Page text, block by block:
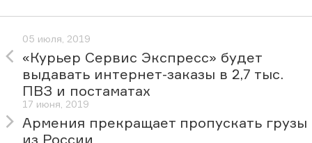
05 июля, 2019
«Курьер Сервис Экспресс» будет
выдавать интернет-заказы в 2,7 тыс.
ПВЗ и постаматах
17 июня, 2019
Армения прекращает пропускать грузы
из России